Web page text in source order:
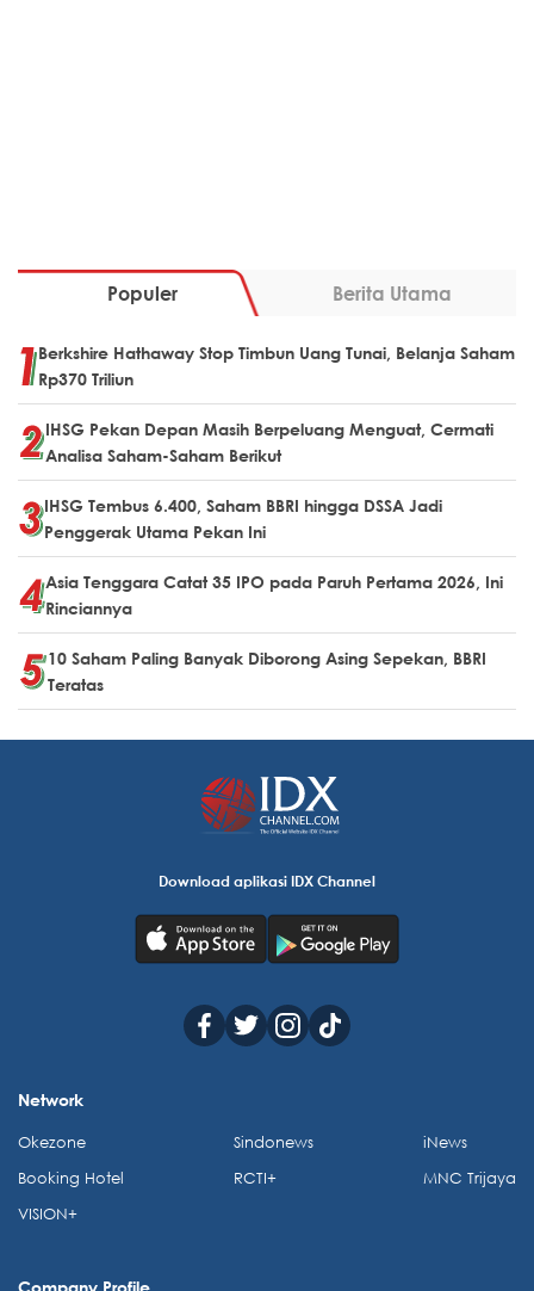
Populer Berita Utama
Berkshire Hathaway Stop Timbun Uang Tunai, Belanja Saham
Rp370 Triliun
IHSG Pekan Depan Masih Berpeluang Menguat, Cermati
Analisa Saham-Saham Berikut
IHSG Tembus 6.400, Saham BBRI hingga DSSA Jadi
Penggerak Utama Pekan Ini
Asia Tenggara Catat 35 IPO pada Paruh Pertama 2026, Ini
Rinciannya
10 Saham Paling Banyak Diborong Asing Sepekan, BBRI
Teratas
Download aplikasi IDX Channel
Network
Okezone
Booking Hotel
VISION+
Sindonews
RCTI+
iNews
MNC Trijaya
Company Profile